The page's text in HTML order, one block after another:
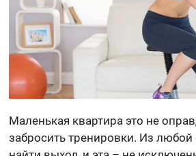
Маленькая квартира это не
забросить тренировки. Из